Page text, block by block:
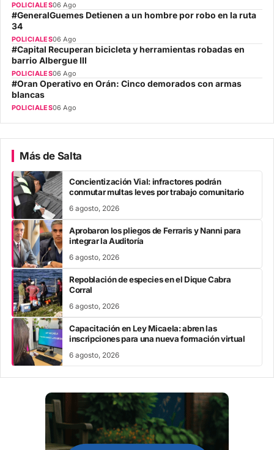
POLICIALES06 Ago
#GeneralGuemes Detienen a un hombre por robo en la ruta
34
POLICIALES06 Ago
#Capital Recuperan bicicleta y herramientas robadas en
barrio Albergue III
POLICIALES06 Ago
#Oran Operativo en Orán: Cinco demorados con armas
blancas
POLICIALES06 Ago
Más de Salta
Concientización Vial: infractores podrán
conmutar multas leves por trabajo comunitario
6 agosto, 2026
Aprobaron los pliegos de Ferraris y Nanni para
integrar la Auditoría
6 agosto, 2026
Repoblación de especies en el Dique Cabra
Corral
6 agosto, 2026
Capacitación en Ley Micaela: abren las
inscripciones para una nueva formación virtual
6 agosto, 2026